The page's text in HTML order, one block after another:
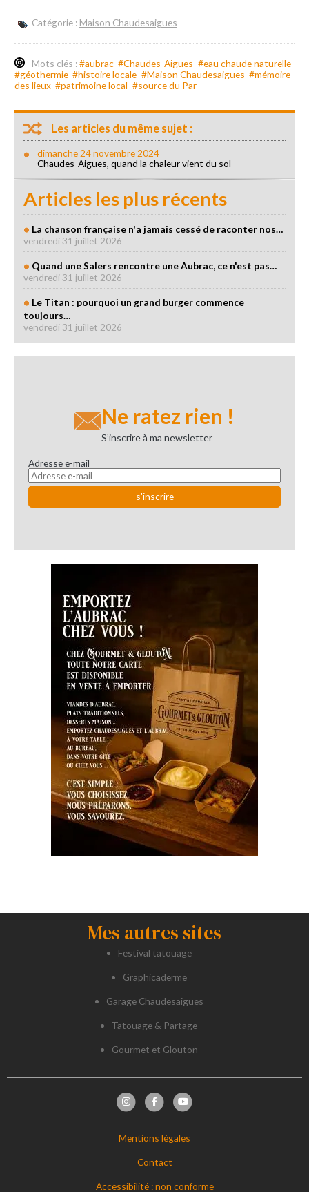
Catégorie : Maison Chaudesaigues
Mots clés :#aubrac #Chaudes-Aigues #eau chaude naturelle
#géothermie #histoire locale #Maison Chaudesaigues #mémoire
des lieux #patrimoine local #source du Par
Les articles du même sujet :
dimanche 24 novembre 2024
Chaudes-Aigues, quand la chaleur vient du sol
Articles les plus récents
La chanson française n'a jamais cessé de raconter nos…
vendredi 31 juillet 2026
Quand une Salers rencontre une Aubrac, ce n'est pas…
vendredi 31 juillet 2026
Le Titan : pourquoi un grand burger commence
toujours…
vendredi 31 juillet 2026
Ne ratez rien !
S’inscrire à ma newsletter
Adresse e-mail
Mes autres sites
Festival tatouage
Graphicaderme
Garage Chaudesaigues
Tatouage & Partage
Gourmet et Glouton
Mentions légales
Contact
Accessibilité : non conforme